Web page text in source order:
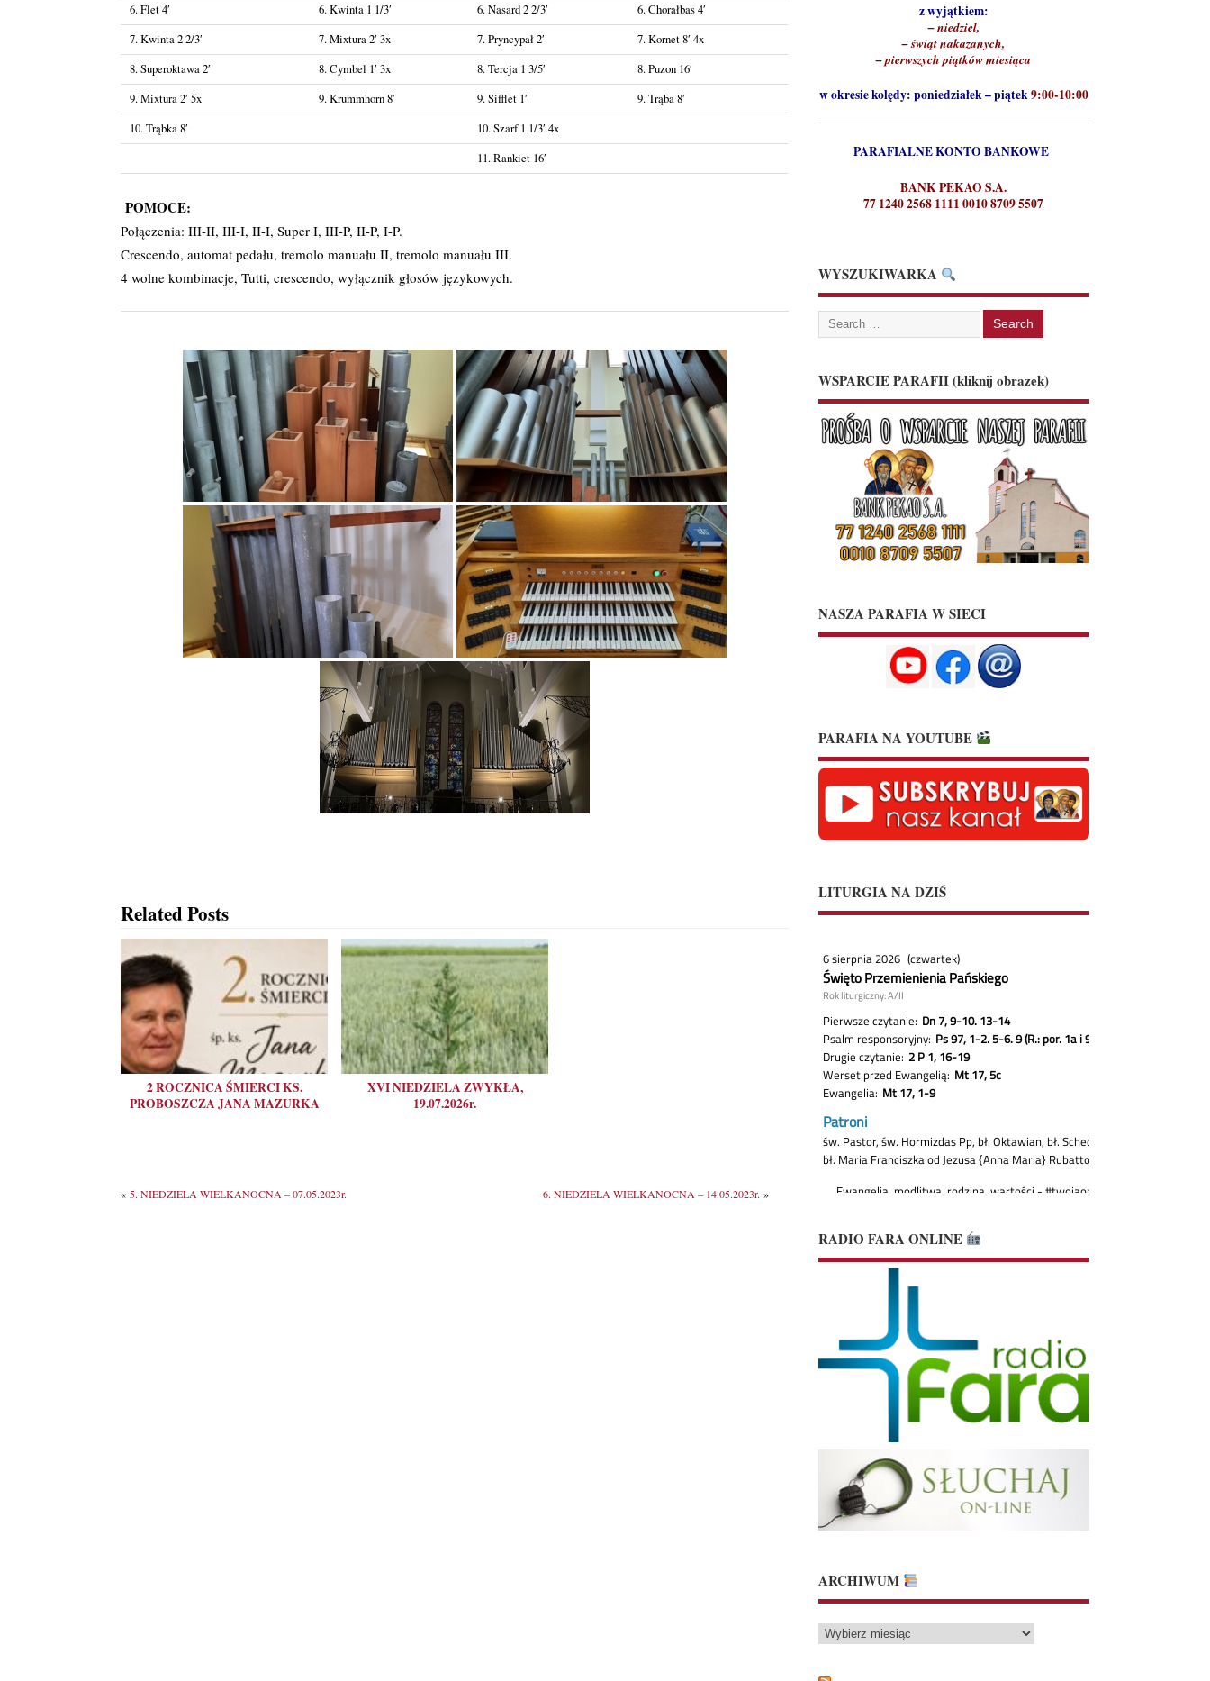
6. Flet 4′
6. Kwinta 1 1/3′ 6. Nasard 2 2/3′
6. Chorałbas 4′
7. Kwinta 2 2/3′
7. Mixtura 2′ 3x 7. Pryncypał 2′
7. Kornet 8′ 4x
8. Superoktawa 2′
8. Cymbel 1′ 3x 8. Tercja 1 3/5′
8. Puzon 16′
9. Mixtura 2′ 5x
9. Krummhorn 8′ 9. Sifflet 1′
9. Trąba 8′
10. Trąbka 8′
10. Szarf 1 1/3′ 4x
11. Rankiet 16′
POMOCE:
Połączenia: III-II, III-I, II-I, Super I, III-P, II-P, I-P.
Crescendo, automat pedału, tremolo manuału II, tremolo manuału III.
4 wolne kombinacje, Tutti, crescendo, wyłącznik głosów językowych.
Related Posts
2 ROCZNICA ŚMIERCI KS.
PROBOSZCZA JANA MAZURKA
XVI NIEDZIELA ZWYKŁA,
19.07.2026r.
« 5. NIEDZIELA WIELKANOCNA – 07.05.2023r. 6. NIEDZIELA WIELKANOCNA – 14.05.2023r. »
z wyjątkiem:
– niedziel,
– świąt nakazanych,
– pierwszych piątków miesiąca
w okresie kolędy: poniedziałek – piątek9:00-10:00
PARAFIALNE KONTO BANKOWE
BANK PEKAO S.A.
77 1240 2568 1111 0010 8709 5507
WYSZUKIWARKA
WSPARCIE PARAFII (kliknij obrazek)
NASZA PARAFIA W SIECI
PARAFIA NA YOUTUBE
LITURGIA NA DZIŚ
RADIO FARA ONLINE
ARCHIWUM